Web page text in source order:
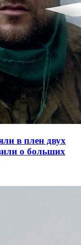
в плен двух
о больших